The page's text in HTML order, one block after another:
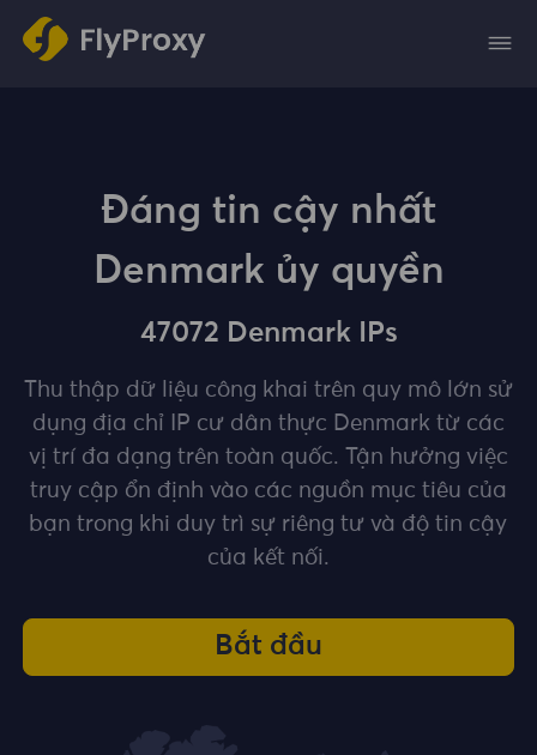
Đáng tin cậy nhất
Denmark ủy quyền
47072 Denmark IPs
Thu thập dữ liệu công khai trên quy mô lớn sử
dụng địa chỉ IP cư dân thực Denmark từ các
vị trí đa dạng trên toàn quốc. Tận hưởng việc
truy cập ổn định vào các nguồn mục tiêu của
bạn trong khi duy trì sự riêng tư và độ tin cậy
của kết nối.
Bắt đầu